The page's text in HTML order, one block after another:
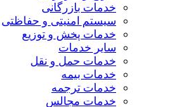
خدمات بازرگانی
سیستم امنیتی و حفاظتی
خدمات پخش و توزیع
سایر خدمات
خدمات حمل و نقل
خدمات بیمه
خدمات ترجمه
خدمات مجالس